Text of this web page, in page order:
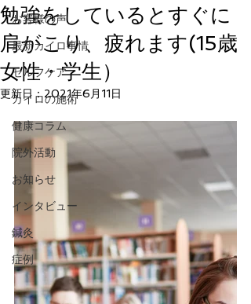
お客様の声
最新カイロ事情
セルフケア
カイロの施術
健康コラム
院外活動
お知らせ
インタビュー
鍼灸
症例
勉強をしているとすぐに
肩がこり、疲れます(15歳
女性・学生）
更新日：2021年6月11日